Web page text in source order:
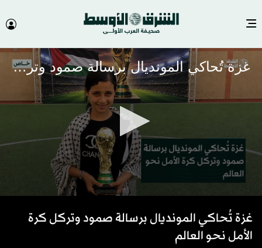
غزة تُحاكي المونديال برسالة صمود وتركل كرة الأمل نحو العالم
غزة تُحاكي المونديال برسالة صمود وتركل كرة
الأمل نحو العالم